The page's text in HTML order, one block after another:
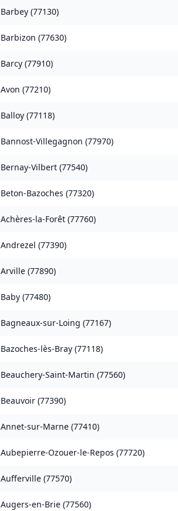
Barbey (77130)
Barbizon (77630)
Barcy (77910)
Avon (77210)
Balloy (77118)
Bannost-Villegagnon (77970)
Bernay-Vilbert (77540)
Beton-Bazoches (77320)
Achères-la-Forêt (77760)
Andrezel (77390)
Arville (77890)
Baby (77480)
Bagneaux-sur-Loing (77167)
Bazoches-lès-Bray (77118)
Beauchery-Saint-Martin (77560)
Beauvoir (77390)
Annet-sur-Marne (77410)
Aubepierre-Ozouer-le-Repos (77720)
Aufferville (77570)
Augers-en-Brie (77560)